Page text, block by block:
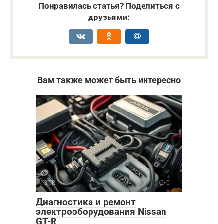
Понравилась статья? Поделиться с
друзьями:
Вам также может быть интересно
GT-R 0
Диагностика и ремонт
электрооборудования Nissan
GT-R